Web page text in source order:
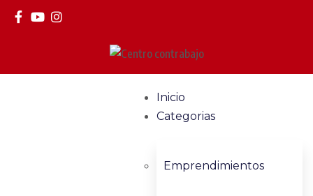
Inicio
Categorias
Emprendimientos